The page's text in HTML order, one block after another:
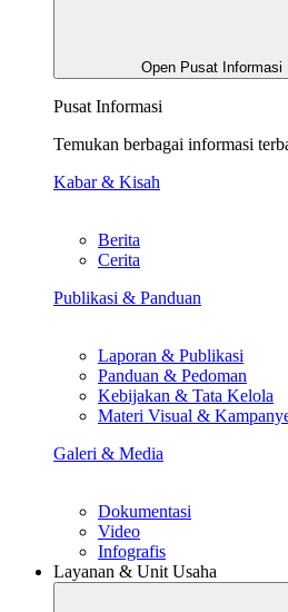
Open Pusat Informasi
Pusat Informasi
Temukan berbagai informasi
Kabar & Kisah
Berita
Cerita
Publikasi & Panduan
Laporan & Publikasi
Panduan & Pedoman
Kebijakan & Tata Kelola
Materi Visual &
Galeri & Media
Dokumentasi
Video
Infografis
Layanan & Unit Usaha